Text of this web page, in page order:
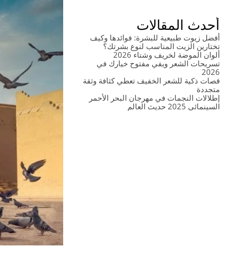
أحدث المقالات
أفضل زيوت طبيعية للبشرة: فوائدها وكيف
تختارين الزيت المناسب لنوع بشرتك؟
ألوان الموضة لخريف وشتاء 2026
تسريحات الشعر ويفي مفتوح خيارك في
2026
قصات ذكية للشعر الخفيف تعطي كثافة وثقة
متجددة
إطلالات النجمات في مهرجان البحر الأحمر
السينمائي 2025 حديث العالم